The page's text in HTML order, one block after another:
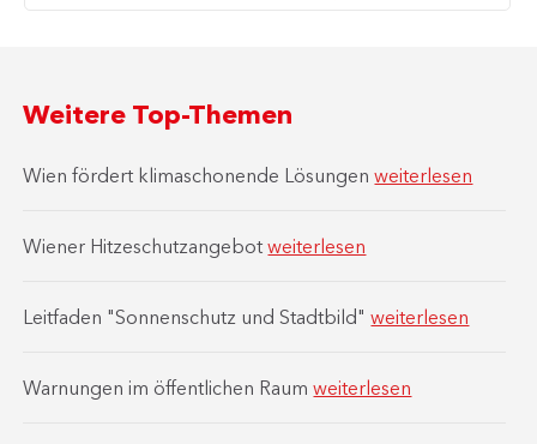
Weitere Top-Themen
Wien fördert klimaschonende Lösungenweiterlesen
Wiener Hitzeschutzangebotweiterlesen
Leitfaden "Sonnenschutz und Stadtbild"weiterlesen
Warnungen im öffentlichen Raumweiterlesen